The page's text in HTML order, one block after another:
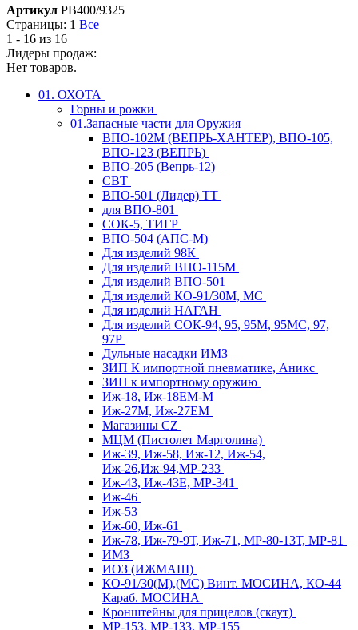
Артикул PB400/9325
Страницы: 1 Все
1 - 16 из 16
Лидеры продаж:
Нет товаров.
01. ОХОТА
Горны и рожки
01.Запасные части для Оружия
ВПО-102М (ВЕПРЬ-ХАНТЕР), ВПО-105,
ВПО-123 (ВЕПРЬ)
ВПО-205 (Вепрь-12)
СВТ
ВПО-501 (Лидер) ТТ
для ВПО-801
СОК-5, ТИГР
ВПО-504 (АПС-М)
Для изделий 98К
Для изделий ВПО-115М
Для изделий ВПО-501
Для изделий КО-91/30М, МС
Для изделий НАГАН
Для изделий СОК-94, 95, 95М, 95МС, 97,
97Р
Дульные насадки ИМЗ
ЗИП К импортной пневматике, Аникс
ЗИП к импортному оружию
Иж-18, Иж-18ЕМ-М
Иж-27М, Иж-27ЕМ
Магазины CZ
МЦМ (Пистолет Марголина)
Иж-39, Иж-58, Иж-12, Иж-54,
Иж-26,Иж-94,МР-233
Иж-43, Иж-43Е, МР-341
Иж-46
Иж-53
Иж-60, Иж-61
Иж-78, Иж-79-9Т, Иж-71, МР-80-13Т, МР-81
ИМЗ
ИОЗ (ИЖМАШ)
КО-91/30(М),(МС) Винт. МОСИНА, КО-44
Караб. МОСИНА
Кронштейны для прицелов (скаут)
МР-153, МР-133, МР-155